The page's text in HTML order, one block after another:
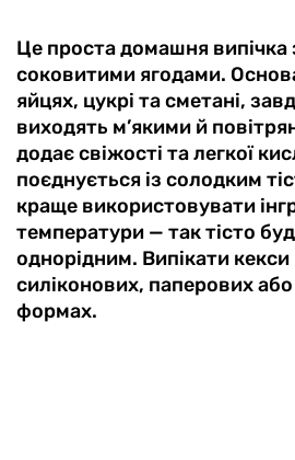
Це проста домашня випічка
соковитими ягодами.
яйцях, цукрі та сметані,
виходять м’якими й
додає свіжості та легкої
поєднується із солодким
краще використовувати
температури — так тісто
однорідним. Випікати
силіконових, паперових
формах.